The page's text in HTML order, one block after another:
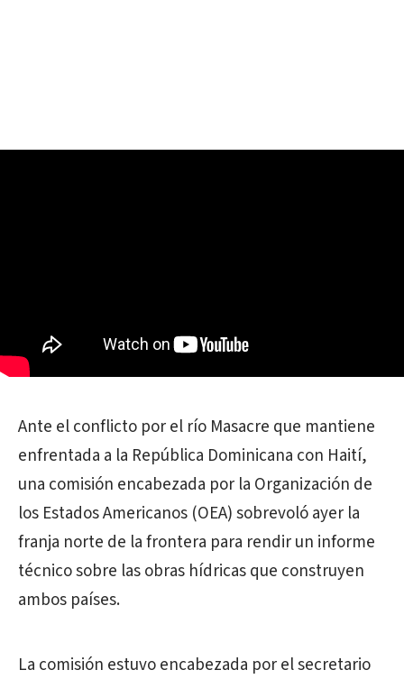
Ante el conflicto por el río Masacre que mantiene
enfrentada a la República Dominicana con Haití,
una comisión encabezada por la Organización de
los Estados Americanos (OEA) sobrevoló ayer la
franja norte de la frontera para rendir un informe
técnico sobre las obras hídricas que construyen
ambos países.
La comisión estuvo encabezada por el secretario